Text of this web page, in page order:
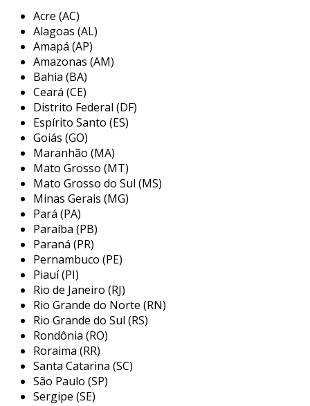
com design robusto e compacto
eletrônica oferece
sem comprometer o desempenho sonoro.
seus materiais de alta qualidade garantem
longevidade e resistência
substituições frequentes e, consequentemente,
os custos operacionais.
a tecnologia de ponta integrada permite
ajustes precisos de áudio
perfeitamente às necessidades de diferentes
eventos e projetos profissionais.
benefícios das baterias eletrônicas
baterias eletrônicas
significativos para empresas que buscam
otimização e economia de recursos.
configuração ajustável e intuitiva
permite personalização rápida, melhorando a
adaptabilidade a diferentes ambientes de som
sem necessidade de investir em equipamentos
adicionais.
Acre (AC)
Alagoas (AL)
Amapá (AP)
Amazonas (AM)
Bahia (BA)
Ceará (CE)
Distrito Federal (DF)
Espírito Santo (ES)
Goiás (GO)
Maranhão (MA)
Mato Grosso (MT)
Mato Grosso do Sul (MS)
Minas Gerais (MG)
Pará (PA)
Paraíba (PB)
Paraná (PR)
Pernambuco (PE)
Piauí (PI)
Rio de Janeiro (RJ)
Rio Grande do Norte (RN)
Rio Grande do Sul (RS)
Rondônia (RO)
Roraima (RR)
Santa Catarina (SC)
São Paulo (SP)
Sergipe (SE)